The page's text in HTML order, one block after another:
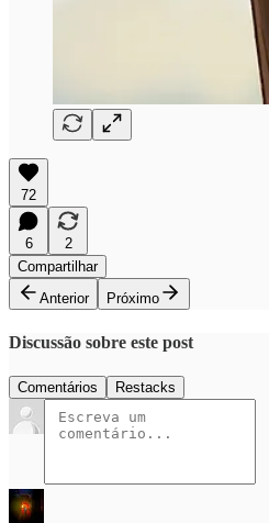
72
6
2
Compartilhar
Anterior
Próximo
Discussão sobre este post
Comentários Restacks